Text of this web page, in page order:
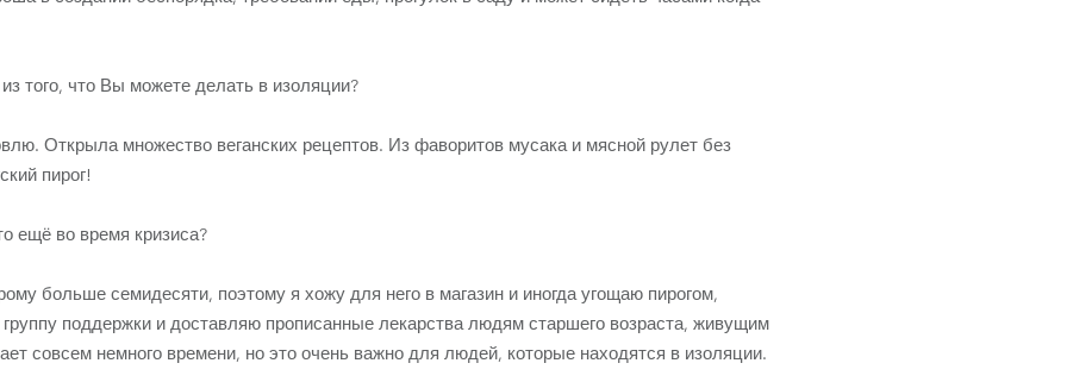
Развитие бизнеса
того, что Вы можете делать в изоляции?
Открыла множество веганских рецептов. Из фаворитов мусака и мясной рулет без
пирог!
ещё во время кризиса?
больше семидесяти, поэтому я хожу для него в магазин и иногда угощаю пирогом,
поддержки и доставляю прописанные лекарства людям старшего возраста, живущим
совсем немного времени, но это очень важно для людей, которые находятся в изоляции.